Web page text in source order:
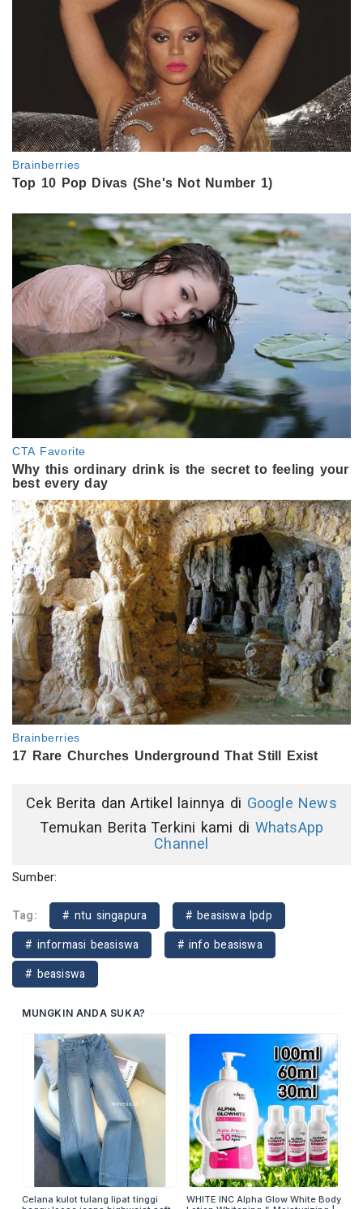
Cek Berita dan Artikel lainnya di Google News
Temukan Berita Terkini kami di WhatsApp
Channel
Sumber:
Tag: # ntu singapura
# beasiswa lpdp
# informasi beasiswa
# info beasiswa
# beasiswa